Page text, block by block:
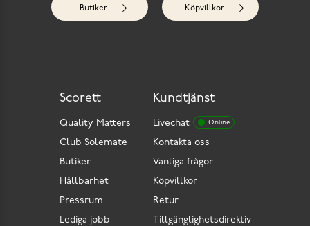
Butiker Köpvillkor
Kundtjänst
Livechat Online
Kontakta oss
Vanliga frågor
Köpvillkor
Retur
Tillgänglighetsdirektiv
Scorett
Quality Matters
Club Solemate
Butiker
Hållbarhet
Pressrum
Lediga jobb